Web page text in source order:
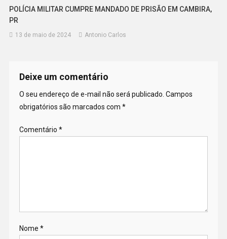
POLÍCIA MILITAR CUMPRE MANDADO DE PRISÃO EM CAMBIRA,
PR
13 de maio de 2024 Antonio Carlos
Deixe um comentário
O seu endereço de e-mail não será publicado. Campos
obrigatórios são marcados com *
Comentário *
Nome *